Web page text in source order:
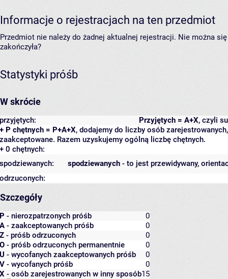
Informacje o rejestracjach na ten przedmiot
Przedmiot nie należy do żadnej aktualnej rejestracji. Nie można
zakończyła?
Statystyki próśb
W skrócie
Przyjętych = A+X, czyli
przyjętych:
+ P chętnych = P+A+X, dodajemy do liczby osób
zaakceptowane. Razem uzyskujemy ogólną liczbę chętnych.
+ 0 chętnych:
spodziewanych - to jest przewidywany,
spodziewanych:
odrzuconych:
Szczegóły
P - nierozpatrzonych próśb
0
A - zaakceptowanych próśb
0
Z - próśb odrzuconych
0
O - próśb odrzuconych permanentnie
0
U - wycofanych zaakceptowanych próśb
0
V - wycofanych próśb
0
X - osób zarejestrowanych w inny sposób15